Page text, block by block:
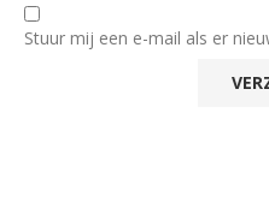
Stuur mij een e-mail als er